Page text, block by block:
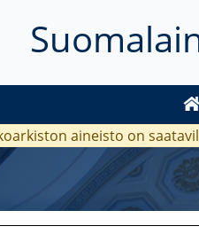
aineisto on